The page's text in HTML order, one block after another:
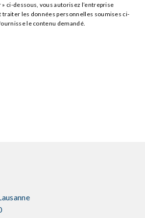
» ci-dessous, vous autorisez l’entreprise
traiter les données personnelles soumises ci-
le contenu demandé.